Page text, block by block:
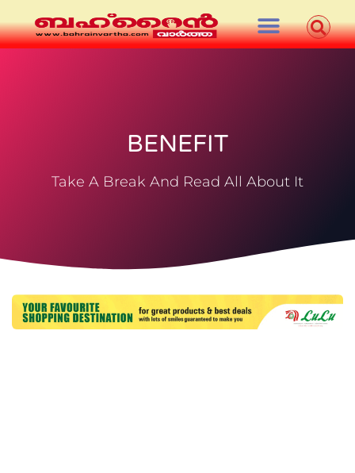
BENEFIT
Take A Break And Read All About It